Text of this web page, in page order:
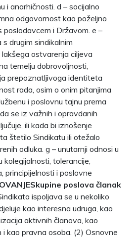
i anarhičnosti. d – socijalno
odgovornost kao poželjno
poslodavcem i Državom. e –
drugim sindikalnim
ostvarenja ciljeva
temelju dobrovoljnosti,
prepoznatljivoga identiteta
rada, osim o onim pitanjima
i poslovnu tajnu prema
se iz važnih i opravdanih
ili kada bi iznošenje
štetilo Sindikatu ili otežalo
odluka. g – unutarnji odnosi u
kolegijalnosti, tolerancije,
principijelnosti i poslovne
Skupine poslova članak
ispoljava se u nekoliko
kao interesna udruga, kao
aktivnih članova, kao
kao pravna osoba. (2) Osnovne